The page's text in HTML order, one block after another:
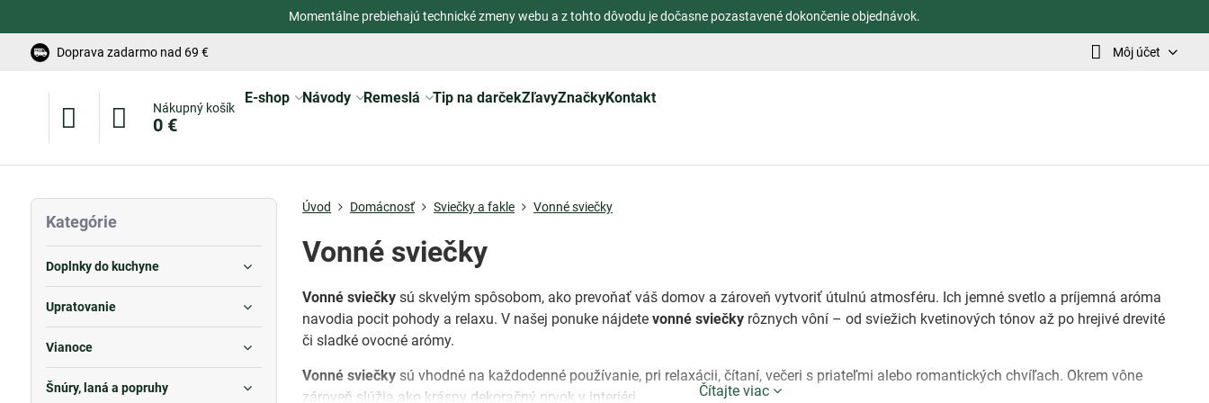
Momentálne prebiehajú technické zmeny webu a z tohto dôvodu je dočasne pozastavené dokončenie objednávok.
Doprava zadarmo nad 69 € Môj účet
Nákupný košík
0 €
E-shop Návody Remeslá Tip na darčekZľavyZnačkyKontakt
Úvod Domácnosť Sviečky a fakle Vonné sviečky
Vonné sviečky
Vonné sviečky sú skvelým spôsobom, ako prevoňať váš domov a zároveň vytvoriť útulnú atmosféru. Ich jemné svetlo a príjemná aróma
navodia pocit pohody a relaxu. V našej ponuke nájdetevonné sviečky rôznych vôní – od sviežich kvetinových tónov až po hrejivé drevité
či sladké ovocné arómy.
Vonné sviečky sú vhodné na každodenné používanie, pri relaxácii, čítaní, večeri s priateľmi alebo romantických chvíľach. Okrem vône
zároveň slúžia ako krásny dekoračný prvok v interiéri.
Čítajte viac
Kategórie
Doplnky do kuchyne
Upratovanie
Vianoce
Šnúry, laná a popruhy